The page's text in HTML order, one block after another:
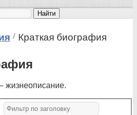
Найти
Краткая биография
жизнеописание.